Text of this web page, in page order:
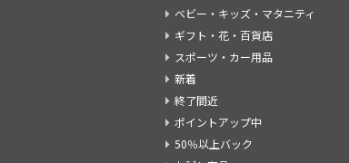
ベビー・キッズ・マタニティ
ギフト・花・百貨店
スポーツ・カー用品
新着
終了間近
ポイントアップ中
50％以上バック